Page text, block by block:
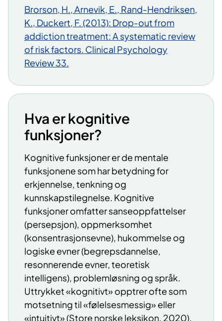
Brorson, H., Arnevik, E., Rand-Hendriksen,
K., Duckert, F. (2013): Drop-out from
addiction treatment: A systematic review
of risk factors. Clinical Psychology
Review 33.
Hva er kognitive
funksjoner?
​Kognitive funksjoner er de mentale
funksjonene som har betydning for
erkjennelse, tenkning og
kunnskapstilegnelse. Kognitive
funksjoner omfatter sanseoppfattelser
(persepsjon), oppmerksomhet
(konsentrasjonsevne), hukommelse og
logiske evner (begrepsdannelse,
resonnerende evner, teoretisk
intelligens), problemløsning og språk.
Uttrykket «kognitivt» opptrer ofte som
motsetning til «følelsesmessig» eller
«intuitivt» (Store norske leksikon, 2020).